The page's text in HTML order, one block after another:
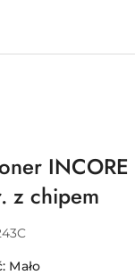
z chipem
Mało